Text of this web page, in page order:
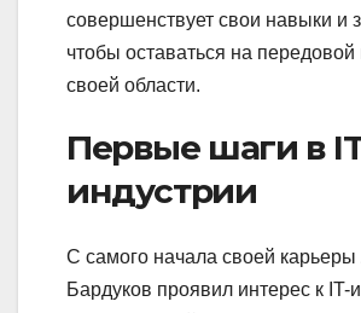
совершенствует свои навыки и
чтобы оставаться на передовой
своей области.
Первые шаги в
индустрии
С самого начала своей карьеры
Бардуков проявил интерес к IT-